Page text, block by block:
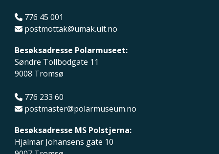
776 45 001
postmottak@umak.uit.no
Besøksadresse Polarmuseet:
Søndre Tollbodgate 11
9008 Tromsø
776 233 60
postmaster@polarmuseum.no
Besøksadresse MS Polstjerna:
Hjalmar Johansens gate 10